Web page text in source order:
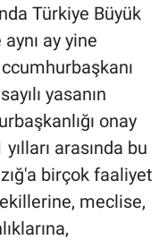
Türkiye Büyük
ay yine
yasanın
onay
arasında bu
birçok faaliyet
meclise,